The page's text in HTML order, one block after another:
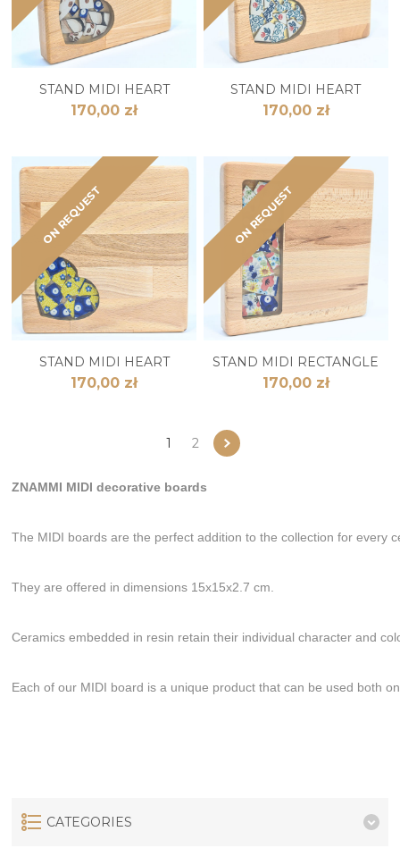
STAND MIDI HEART
170,00 zł
STAND MIDI HEART
170,00 zł
ON REQUEST
STAND MIDI HEART
170,00 zł
ON REQUEST
STAND MIDI RECTANGLE
170,00 zł
1 2
ZNAMMI MIDI decorative boards
The MIDI boards are the perfect addition to the collection for every
They are offered in dimensions 15x15x2.7 cm.
Ceramics embedded in resin retain their individual character and
Each of our MIDI board is a unique product that can be used both
CATEGORIES